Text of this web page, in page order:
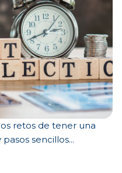
retos de tener una
sencillos...